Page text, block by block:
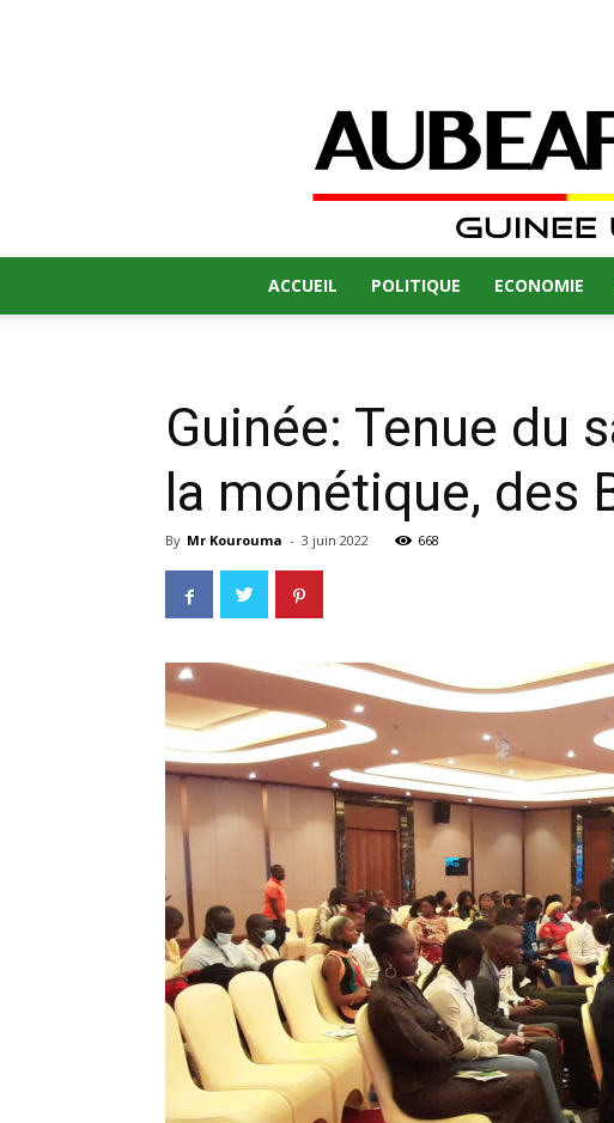
ACCUEIL POLITIQUE ECONOMIE
Guinée: Tenue du
la monétique, des
By Mr Kourouma - 3 juin 2022 668